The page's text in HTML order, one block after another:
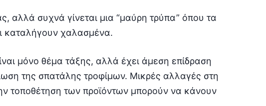
αλλά συχνά γίνεται μια “μαύρη τρύπα” όπου τα
καταλήγουν χαλασμένα.
μόνο θέμα τάξης, αλλά έχει άμεση επίδραση
της σπατάλης τροφίμων. Μικρές αλλαγές στη
τοποθέτηση των προϊόντων μπορούν να κάνουν